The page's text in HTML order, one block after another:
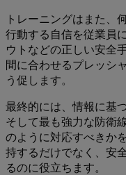
トレーニングはまた、
行動する自信を従業員
ウトなどの正しい安全
間に合わせるプレッシ
う促します。
最終的には、情報に基
そして最も強力な防衛
のように対応すべきか
持するだけでなく、安
るのに役立ちます。